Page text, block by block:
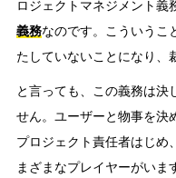
ロジェクトマネジメント義
義務なのです。こういうこ
たしていないことになり、
と言っても、この義務は決
せん。ユーザーと物事を決
プロジェクト責任者はじめ
まざまなプレイヤーがいま